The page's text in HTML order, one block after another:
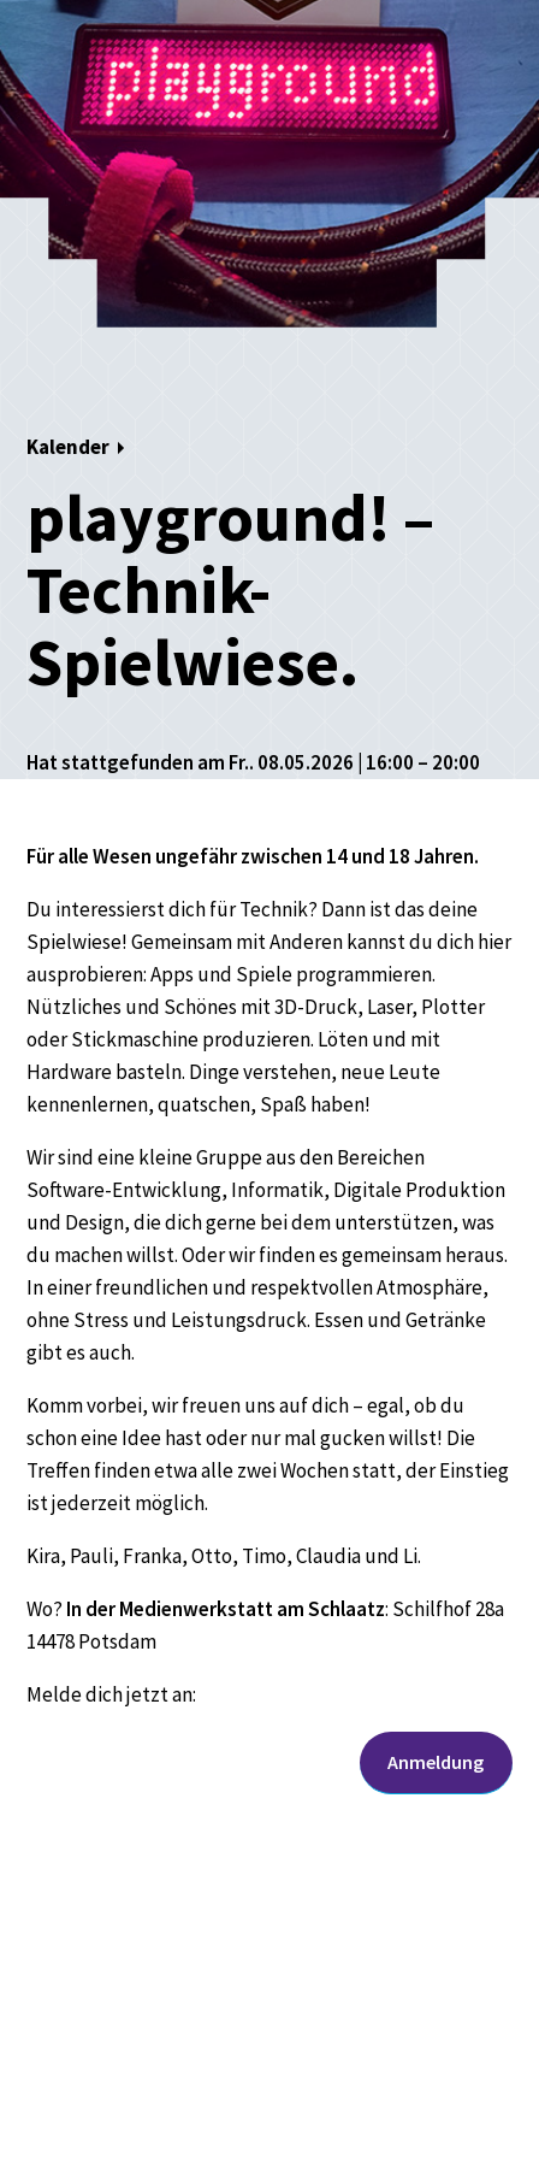
Kalender
playground! –
Technik-
Spielwiese.
Hat stattgefunden am Fr.. 08.05.2026 | 16:00 – 20:00
Für alle Wesen ungefähr zwischen 14 und 18 Jahren.
Du interessierst dich für Technik? Dann ist das deine
Spielwiese! Gemeinsam mit Anderen kannst du dich hier
ausprobieren: Apps und Spiele programmieren.
Nützliches und Schönes mit 3D-Druck, Laser, Plotter
oder Stickmaschine produzieren. Löten und mit
Hardware basteln. Dinge verstehen, neue Leute
kennenlernen, quatschen, Spaß haben!
Wir sind eine kleine Gruppe aus den Bereichen
Software-Entwicklung, Informatik, Digitale Produktion
und Design, die dich gerne bei dem unterstützen, was
du machen willst. Oder wir finden es gemeinsam heraus.
In einer freundlichen und respektvollen Atmosphäre,
ohne Stress und Leistungsdruck. Essen und Getränke
gibt es auch.
Komm vorbei, wir freuen uns auf dich – egal, ob du
schon eine Idee hast oder nur mal gucken willst! Die
Treffen finden etwa alle zwei Wochen statt, der Einstieg
ist jederzeit möglich.
Kira, Pauli, Franka, Otto, Timo, Claudia und Li.
Wo? In der Medienwerkstatt am Schlaatz: Schilfhof 28a
14478 Potsdam
Melde dich jetzt an:
Anmeldung